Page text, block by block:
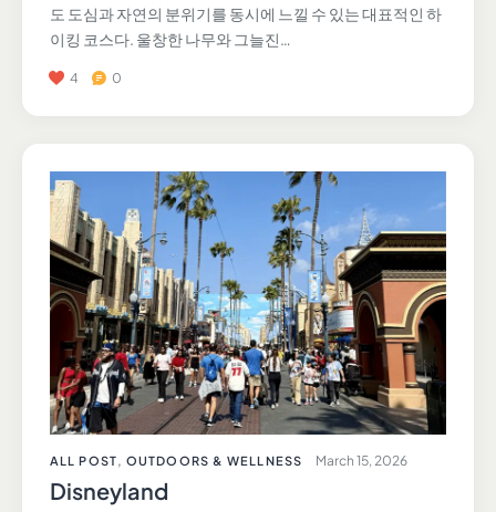
도 도심과 자연의 분위기를 동시에 느낄 수 있는 대표적인 하
이킹 코스다. 울창한 나무와 그늘진…
4 0
ALL POST ,OUTDOORS & WELLNESS March 15, 2026
Disneyland